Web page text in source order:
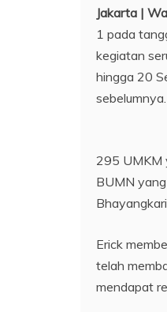
Jakarta |
1 pada
kegiatan
hingga 20
sebelumnya.
295 UMKM
BUMN
Erick
telah
mendapat